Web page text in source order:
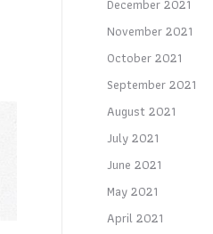
December 2021
November 2021
October 2021
September 2021
August 2021
July 2021
June 2021
May 2021
April 2021